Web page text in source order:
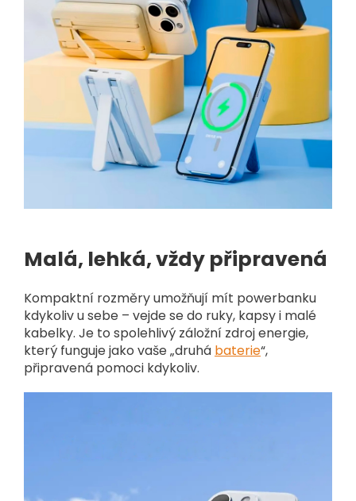
Malá, lehká, vždy připravená
Kompaktní rozměry umožňují mít powerbanku
kdykoliv u sebe – vejde se do ruky, kapsy i malé
kabelky. Je to spolehlivý záložní zdroj energie,
který funguje jako vaše „druhá baterie“,
připravená pomoci kdykoliv.